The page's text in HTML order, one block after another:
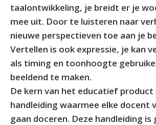
taalontwikkeling, je breidt er je
mee uit. Door te luisteren naar
nieuwe perspectieven toe aan je
Vertellen is ook expressie, je kan
als timing en toonhoogte
beeldend te maken.
De kern van het educatief product
handleiding waarmee elke docent
gaan doceren. Deze handleiding is